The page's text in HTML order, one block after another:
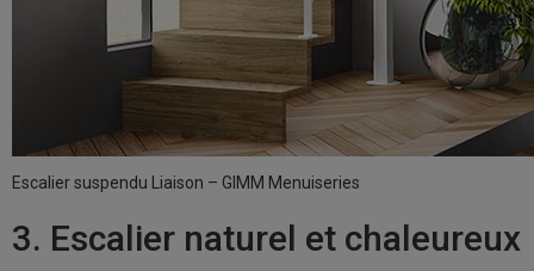
Escalier suspendu Liaison – GIMM Menuiseries
3. Escalier naturel et chaleureux